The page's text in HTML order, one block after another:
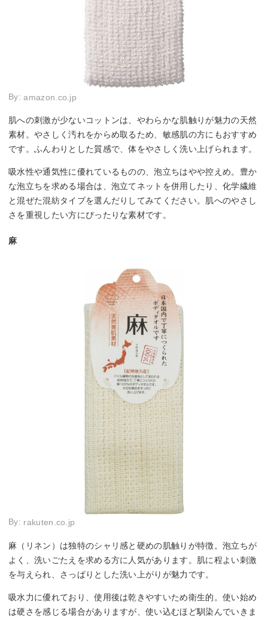
By:amazon.co.jp
肌への刺激が少ないコットンは、やわらかな肌触りが魅力の天然
素材。やさしく汚れをからめ取るため、敏感肌の方にもおすすめ
です。ふんわりとした質感で、体をやさしく洗い上げられます。
吸水性や通気性に優れているものの、泡立ちはやや控えめ。豊か
な泡立ちを求める場合は、泡立てネットを併用したり、化学繊維
と混ぜた混紡タイプを選んだりしてみてください。肌へのやさし
さを重視したい方にぴったりな素材です。
麻
By: rakuten.co.jp
麻（リネン）は独特のシャリ感と硬めの肌触りが特徴。泡立ちが
よく、洗いごたえを求める方に人気があります。肌に程よい刺激
を与えられ、さっぱりとした洗い上がりが魅力です。
吸水力に優れており、使用後は乾きやすいため衛生的。使い始め
は硬さを感じる場合がありますが、使い込むほど馴染んでいきま